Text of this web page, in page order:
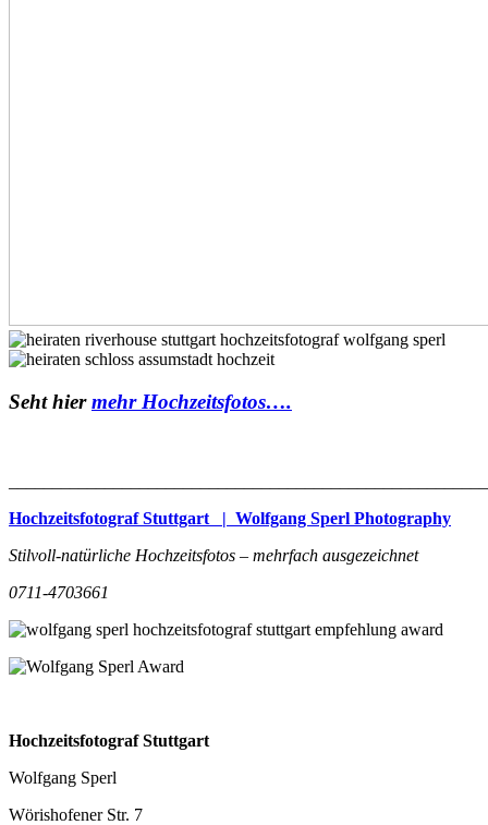
Seht hiermehr Hochzeitsfotos….
Hochzeitsfotograf Stuttgart | Wolfgang Sperl Photography
Stilvoll-natürliche Hochzeitsfotos – mehrfach ausgezeichnet
0711-4703661
Hochzeitsfotograf Stuttgart
Wolfgang Sperl
Wörishofener Str. 7